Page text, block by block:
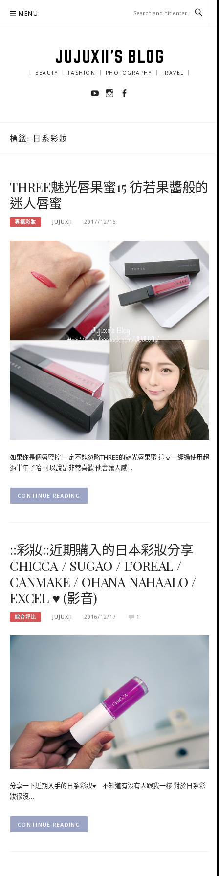
MENU
JUJUXII'S BLOG
｜ BEAUTY ｜ FASHION ｜ PHOTOGRAPHY ｜ TRAVEL ｜
YoutubeInstagram
標籤: 日系彩妝
THREE魅光唇果蜜15 彷若果醬般的
迷人唇蜜
專櫃彩妝 JUJUXII 2017/12/16
如果你是個唇蜜控 一定不能忽略THREE的魅光唇果蜜 這支一經過使用超
過半年了哈 可以說是非常喜歡 他會讓人感…
CONTINUE READING
::彩妝::近期購入的日本彩妝分享
CHICCA / SUGAO / L’OREAL /
CANMAKE / OHANA NAHAALO /
EXCEL ♥ (影音)
綜合評比 JUJUXII 2016/12/17 1
分享一下近期入手的日系彩妝♥ 不知道有沒有人跟我一樣 對於日系彩
妝很沒…
CONTINUE READING